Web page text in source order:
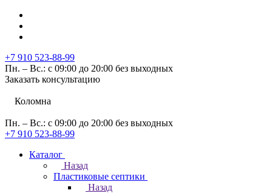
+7 910 523-88-99
Пн. – Вс.: с 09:00 до 20:00 без выходных
Заказать консультацию
Коломна
Пн. – Вс.: с 09:00 до 20:00 без выходных
+7 910 523-88-99
Каталог
Назад
Пластиковые септики
Назад